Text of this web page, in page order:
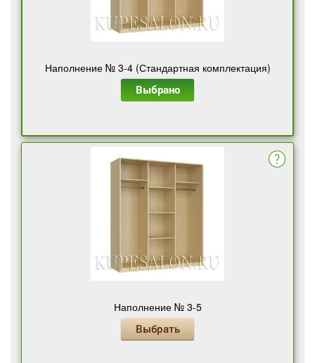
Наполнение № 3-4 (Стандартная комплектация)
Выбрано
Наполнение № 3-5
Выбрать